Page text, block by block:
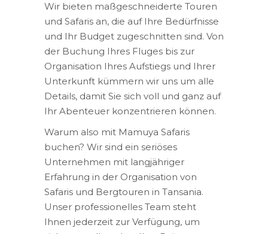
Wir bieten maßgeschneiderte Touren
und Safaris an, die auf Ihre Bedürfnisse
und Ihr Budget zugeschnitten sind. Von
der Buchung Ihres Fluges bis zur
Organisation Ihres Aufstiegs und Ihrer
Unterkunft kümmern wir uns um alle
Details, damit Sie sich voll und ganz auf
Ihr Abenteuer konzentrieren können.
Warum also mit Mamuya Safaris
buchen? Wir sind ein seriöses
Unternehmen mit langjähriger
Erfahrung in der Organisation von
Safaris und Bergtouren in Tansania.
Unser professionelles Team steht
Ihnen jederzeit zur Verfügung, um